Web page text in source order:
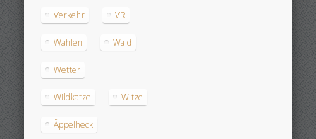
Verkehr VR
Wahlen Wald
Wetter
Wildkatze Witze
Äppelheck